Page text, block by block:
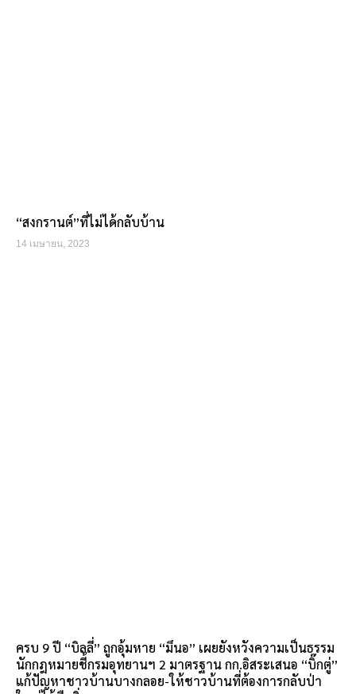
“สงกรานต์”ที่ไม่ได้กลับบ้าน
14 เมษายน, 2023
ครบ 9 ปี “บิลลี่” ถูกอุ้มหาย “มึนอ” เผยยังหวังความเป็นธรรม
นักกฎหมายชี้กรมอุทยานฯ 2 มาตรฐาน กก.อิสระเสนอ “บิ๊กตู่”
แก้ปัญหาชาวบ้านบางกลอย-ให้ชาวบ้านที่ต้องการกลับป่า